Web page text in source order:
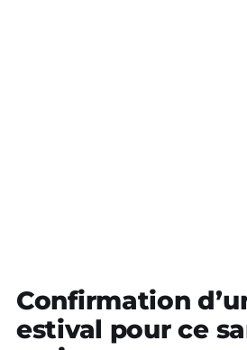
Confirmation
estival pour ce